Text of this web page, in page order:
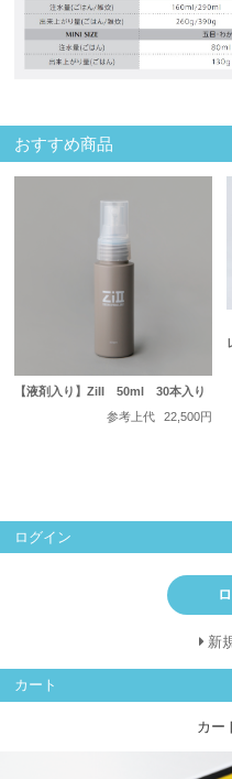
おすすめ商品
【液剤入り】ZiII 50ml 30本入り
参考上代
22,500円
ログイン
新
カート
カー